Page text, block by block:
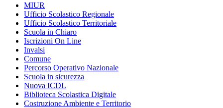
MIUR
Ufficio Scolastico Regionale
Ufficio Scolastico Territoriale
Scuola in Chiaro
Iscrizioni On Line
Invalsi
Comune
Percorso Operativo Nazionale
Scuola in sicurezza
Nuova ICDL
Biblioteca Scolastica Digitale
Costruzione Ambiente e Territorio